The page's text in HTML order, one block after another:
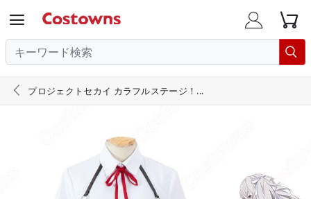
  

 プロジェクトセカイ カラフルステージ！...